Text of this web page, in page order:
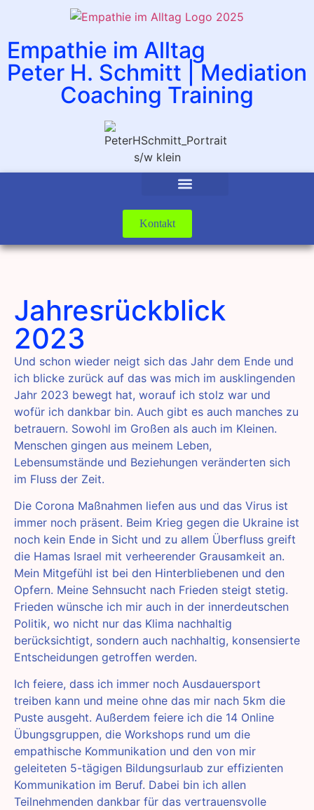
Empathie im Alltag
Peter H. Schmitt | Mediation
Coaching Training
Kontakt
Jahresrückblick
2023
Und schon wieder neigt sich das Jahr dem Ende und
ich blicke zurück auf das was mich im ausklingenden
Jahr 2023 bewegt hat, worauf ich stolz war und
wofür ich dankbar bin. Auch gibt es auch manches zu
betrauern. Sowohl im Großen als auch im Kleinen.
Menschen gingen aus meinem Leben,
Lebensumstände und Beziehungen veränderten sich
im Fluss der Zeit.
Die Corona Maßnahmen liefen aus und das Virus ist
immer noch präsent. Beim Krieg gegen die Ukraine ist
noch kein Ende in Sicht und zu allem Überfluss greift
die Hamas Israel mit verheerender Grausamkeit an.
Mein Mitgefühl ist bei den Hinterbliebenen und den
Opfern. Meine Sehnsucht nach Frieden steigt stetig.
Frieden wünsche ich mir auch in der innerdeutschen
Politik, wo nicht nur das Klima nachhaltig
berücksichtigt, sondern auch nachhaltig, konsensierte
Entscheidungen getroffen werden.
Ich feiere, dass ich immer noch Ausdauersport
treiben kann und meine ohne das mir nach 5km die
Puste ausgeht. Außerdem feiere ich die 14 Online
Übungsgruppen, die Workshops rund um die
empathische Kommunikation und den von mir
geleiteten 5-tägigen Bildungsurlaub zur effizienten
Kommunikation im Beruf. Dabei bin ich allen
Teilnehmenden dankbar für das vertrauensvolle